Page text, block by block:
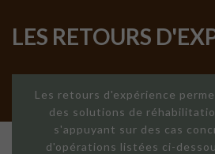
LES RETOURS
Les retours d'expérience
des solutions de
s'appuyant sur des cas
d'opérations listées ci-